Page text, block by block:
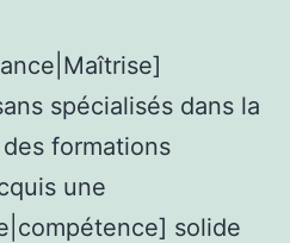
spécialisés dans la
formations
une
solide